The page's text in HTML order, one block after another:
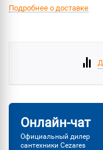
Подробнее о доставке
Онлайн-чат
Официальный дилер
сантехники Cezares